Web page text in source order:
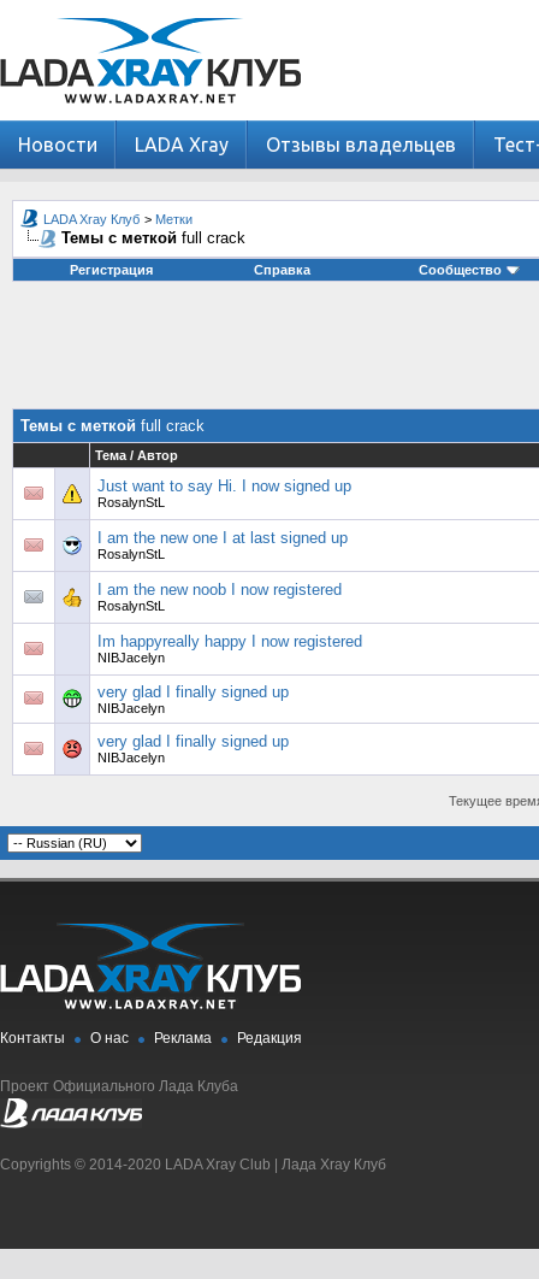
Новости LADA Xray Отзывы владельцев
LADA Xray Клуб > Метки
Темы с меткой full crack
Регистрация Справка Сообщество
Темы с меткой full crack
Тема / Автор
Just want to say Hi. I now signed up
RosalynStL
I am the new one I at last signed up
RosalynStL
I am the new noob I now registered
RosalynStL
Im happyreally happy I now registered
NIBJacelyn
very glad I finally signed up
NIBJacelyn
very glad I finally signed up
NIBJacelyn
Текущее
Контакты О нас Реклама Редакция
Проект Официального Лада Клуба
Copyrights © 2014-2020 LADA Xray Club | Лада Xray Клуб